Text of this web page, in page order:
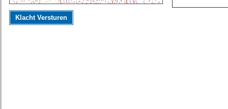
Klacht Versturen